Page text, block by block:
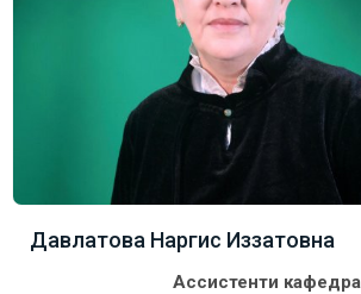
Давлатова Наргис Иззатовна
Ассистенти кафедра